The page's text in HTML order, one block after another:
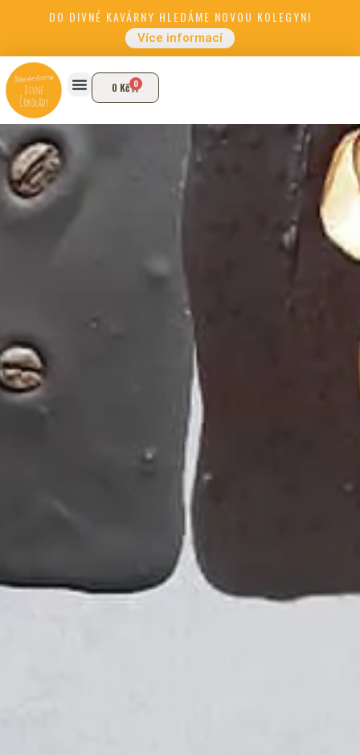
DO DIVNÉ KAVÁRNY HLEDÁME NOVOU KOLEGYNI
Více informací
0 Kč 0